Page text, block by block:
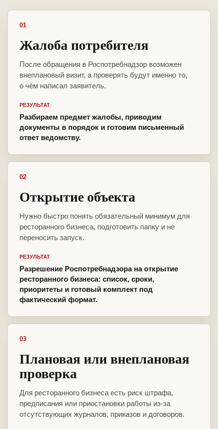
01
Жалоба потребителя
После обращения в Роспотребнадзор возможен
внеплановый визит, а проверять будут именно то,
о чём написал заявитель.
РЕЗУЛЬТАТ
Разбираем предмет жалобы, приводим
документы в порядок и готовим письменный
ответ ведомству.
02
Открытие объекта
Нужно быстро понять обязательный минимум для
ресторанного бизнеса, подготовить папку и не
переносить запуск.
РЕЗУЛЬТАТ
Разрешение Роспотребнадзора на открытие
ресторанного бизнеса: список, сроки,
приоритеты и готовый комплект под
фактический формат.
03
Плановая или внеплановая
проверка
Для ресторанного бизнеса есть риск штрафа,
предписания или приостановки работы из-за
отсутствующих журналов, приказов и договоров.